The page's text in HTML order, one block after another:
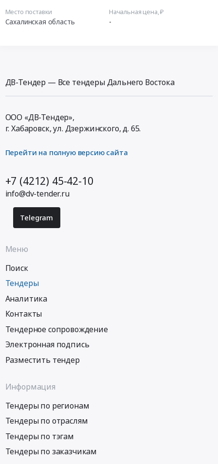
Место поставки
Сахалинская область
Начальная цена, ₽
-
ДВ-Тендер — Все тендеры Дальнего Востока
ООО «ДВ-Тендер»,
г. Хабаровск,ул. Дзержинского, д. 65.
Перейти на полную версию сайта
+7 (4212) 45-42-10
info@dv-tender.ru
Telegram
Меню
Поиск
Тендеры
Аналитика
Контакты
Тендерное сопровождение
Электронная подпись
Разместить тендер
Информация
Тендеры по регионам
Тендеры по отраслям
Тендеры по тэгам
Тендеры по заказчикам